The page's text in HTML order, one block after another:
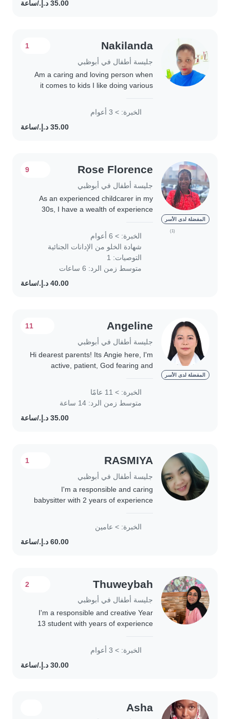
Nakilanda
جليسة أطفال في أبوظبي
1
Am a caring and loving person when
it comes to kids I like doing various
,drawing etc am also patient when it
comes to dealing with kids of any
الخبرة: > 3 أعوام
المفضلة لدى الأسر
(1)
Rose Florence
جليسة أطفال في أبوظبي
9
As an experienced childcarer in my
30s, I have a wealth of experience
babies to teenagers. With 6 years of
hands-on experience, I'm skilled..
الخبرة: > 6 أعوام
شهادة الخلو من الإدانات الجنائية
التوصيات: 1
متوسط زمن الرد: 6 ساعات
المفضلة لدى الأسر
Angeline
جليسة أطفال في أبوظبي
11
Hi dearest parents! Its Angie here, I'm
active, patient, God fearing and
mostly with babies and toddlers. I'm..
الخبرة: > 11 عامًا
متوسط زمن الرد: 14 ساعة
RASMIYA
جليسة أطفال في أبوظبي
1
I'm a responsible and caring
babysitter with 2 years of experience
children. As a parent myself, I
understand the importance..
الخبرة: > عامين
Thuweybah
جليسة أطفال في أبوظبي
2
I'm a responsible and creative Year
13 student with years of experience
kids through drawing, reading, and
games, and I'm comfortable helping
الخبرة: > 3 أعوام
Asha